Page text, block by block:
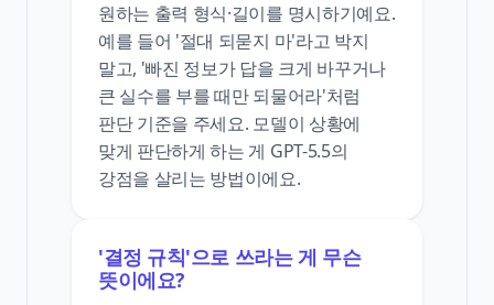
원하는 출력 형식·길이를 명시하기예요.
예를 들어 '절대 되묻지 마'라고 박지
말고, '빠진 정보가 답을 크게 바꾸거나
큰 실수를 부를 때만 되물어라'처럼
판단 기준을 주세요. 모델이 상황에
맞게 판단하게 하는 게 GPT-5.5의
강점을 살리는 방법이에요.
'결정 규칙'으로 쓰라는 게 무슨
뜻이에요?